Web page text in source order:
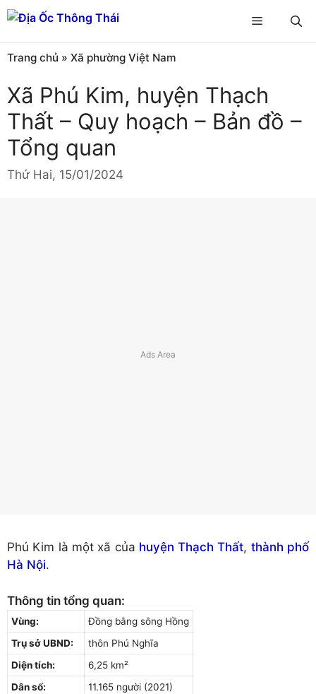
Chuyển
đến
nội
dung
Menu
Trang chủ » Xã phường Việt Nam
Xã Phú Kim, huyện Thạch
Thất – Quy hoạch – Bản đồ –
Tổng quan
Thứ Hai, 15/01/2024
Phú Kim là một xã của huyện Thạch Thất, thành phố
Hà Nội.
Thông tin tổng quan:
Vùng:
Đồng bằng sông Hồng
Trụ sở UBND:
thôn Phú Nghĩa
Diện tích:
6,25 km²
Dân số:
11.165 người (2021)